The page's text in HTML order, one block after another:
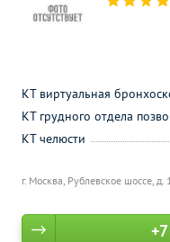
г. Москва, Рублевское шоссе, д.
КТ виртуальная
КТ грудного отдела
КТ челюсти